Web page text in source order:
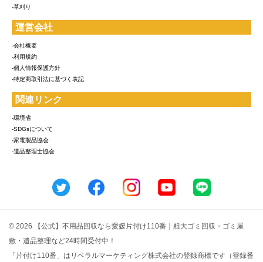
-草刈り
運営会社
-会社概要
-利用規約
-個人情報保護方針
-特定商取引法に基づく表記
関連リンク
-環境省
-SDGsについて
-家電製品協会
-遺品整理士協会
© 2026 【公式】不用品回収なら愛媛片付け110番｜粗大ゴミ回収・ゴミ屋
敷・遺品整理など24時間受付中！
「片付け110番」はリベラルマーケティング株式会社の登録商標です（登録番